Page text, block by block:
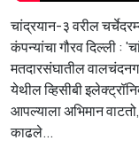
चांद्रयान-३ वरील
कंपन्यांचा गौरव दिल्ली :
मतदारसंघातील
येथील व्हिसीबी
आपल्याला अभिमान
काढले...